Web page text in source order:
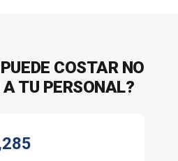
COSTAR NO
TU PERSONAL?